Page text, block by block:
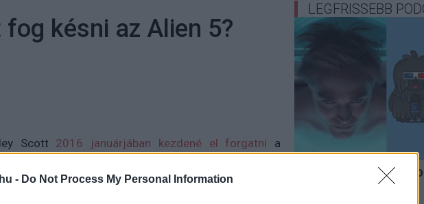
- Do Not Process My Personal Information
késni az Alien 5?
Scott 2016 januárjában kezdené el forgatni a
ez mennyiben befolyásolhatja Neil Blomkamp
jelent volna meg. Úgy tűnik, hogy erre végre megvan
LEGFRISSEBB
Megint rengeteg